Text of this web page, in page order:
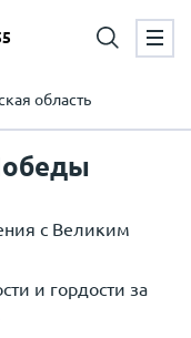
область
с Великим
и гордости за